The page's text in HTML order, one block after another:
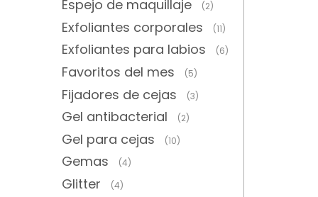
Espejo de maquillaje (2)
Exfoliantes corporales (11)
Exfoliantes para labios (6)
Favoritos del mes (5)
Fijadores de cejas (3)
Gel antibacterial (2)
Gel para cejas (10)
Gemas (4)
Glitter (4)